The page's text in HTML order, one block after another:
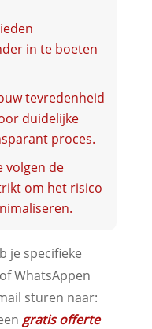
in te boeten
tevredenheid
duidelijke
proces.
volgen de
om het risico
je specifieke
WhatsAppen
sturen naar:
gratis offerte